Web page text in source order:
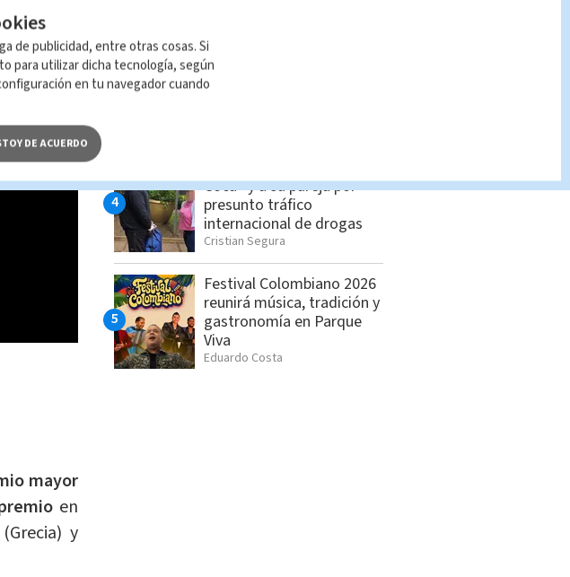
mayor
en
y
Manifestantes llegan a la
Plaza de la Democracia
para defender
Coca” y a su pareja por
presunto tráfico
internacional de drogas
Cristian Segura
Festival Colombiano 2026
reunirá música, tradición y
gastronomía en Parque
Viva
Eduardo Costa
de publicidad, entre otras cosas. Si
para utilizar dicha tecnología, según
en tu navegador cuando
DE ACUERDO